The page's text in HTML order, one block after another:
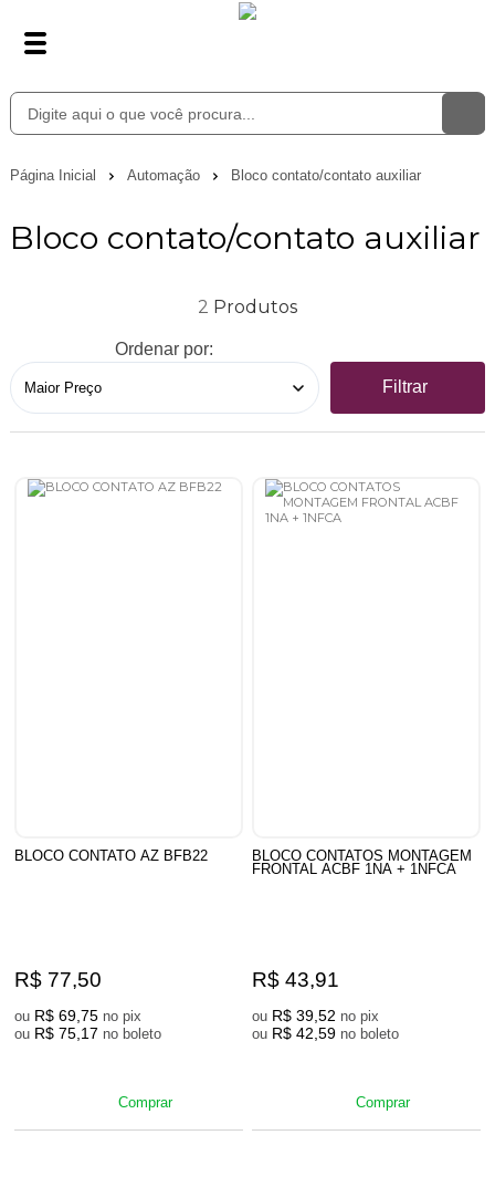
Página Inicial Automação Bloco contato/contato auxiliar
Bloco contato/contato auxiliar
2
Ordenar por:
Filtrar
BLOCO CONTATO AZ BFB22
R$ 77,50
ou R$ 69,75
no pix
ou R$ 75,17 no boleto
Comprar
BLOCO CONTATOS MONTAGEM
FRONTAL ACBF 1NA + 1NFCA
R$ 43,91
ou R$ 39,52
no pix
ou R$ 42,59 no boleto
Comprar